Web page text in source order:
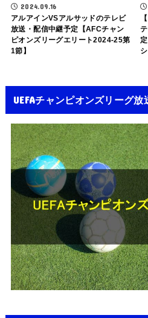
2024.09.16
アルアインVSアルサッドのテレビ
放送・配信中継予定【AFCチャン
ピオンズリーグエリート2024-25第
1節】
UEFAチャンピオンズリーグ放